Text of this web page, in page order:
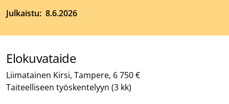
Julkaistu 8.6.2026
Elokuvataide
Liimatainen Kirsi, Tampere, 6 750 €
Taiteelliseen työskentelyyn (3 kk)